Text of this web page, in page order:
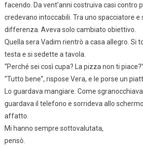
facendo. Da vent’anni costruiva casi contro
credevano intoccabili. Tra uno spacciatore e
differenza. Aveva solo cambiato obiettivo.
Quella sera Vadim rientrò a casa allegro. Si
testa e si sedette a tavola.
“Perché sei così cupa? La pizza non ti piace?”
“Tutto bene”, rispose Vera, e le porse un
Lo guardava mangiare. Come
guardava il telefono e sorrideva allo
affatto.
Mi hanno sempre sottovalutata,
pensò.